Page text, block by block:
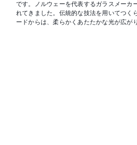
です。ノルウェーを代表するガラスメーカ
れてきました。伝統的な技法を用いてつく
ードからは、柔らかくあたたかな光が広が